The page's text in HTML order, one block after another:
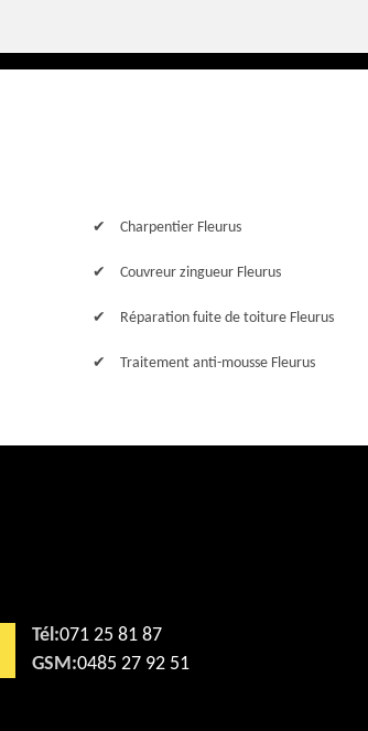
Charpentier Fleurus
Couvreur zingueur Fleurus
Réparation fuite de toiture Fleurus
Traitement anti-mousse Fleurus
Tél:071 25 81 87
GSM:0485 27 92 51